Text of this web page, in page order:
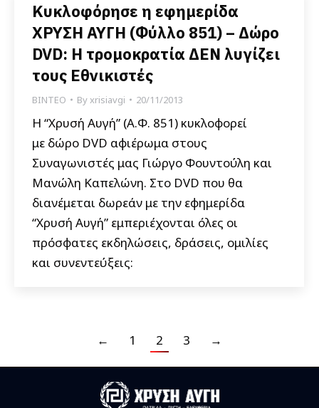
Κυκλοφόρησε η εφημερίδα
ΧΡΥΣΗ ΑΥΓΗ (Φύλλο 851) – Δώρο
DVD: Η τρομοκρατία ΔΕΝ λυγίζει
τους Εθνικιστές
ΒΙΝΤΕΟ Byxrisiavgi 20/11/2013
Η “Χρυσή Αυγή” (Α.Φ. 851) κυκλοφορεί
με δώρο DVD αφιέρωμα στους
Συναγωνιστές μας Γιώργο Φουντούλη και
Μανώλη Καπελώνη. Στο DVD που θα
διανέμεται δωρεάν με την εφημερίδα
“Χρυσή Αυγή” εμπεριέχονται όλες οι
πρόσφατες εκδηλώσεις, δράσεις, ομιλίες
και συνεντεύξεις:
← 1 2 3 →